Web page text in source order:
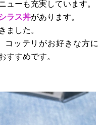
ューも充実しています。
ラス丼があります。
ました。
コッテリがお好きな方に
すすめです。